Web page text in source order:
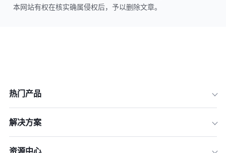
本网站有权在核实确属侵权后，予以删除文章。
热门产品
解决方案